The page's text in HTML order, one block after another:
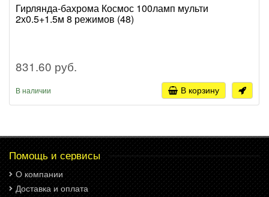
Гирлянда-бахрома Космос 100ламп мульти
2х0.5+1.5м 8 режимов (48)
831.60 руб.
В наличии В корзину
Помощь и сервисы
О компании
Доставка и оплата